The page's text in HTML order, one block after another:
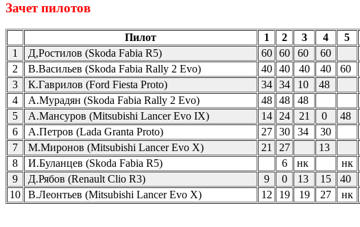
Зачет пилотов
Пилот 1 2 3 4 5
1
Д,Ростилов (Skoda Fabia R5) 60 60 60 60
2
В.Васильев (Skoda Fabia Rally 2 Evo) 40 40 40 40 60
3
К.Гаврилов (Ford Fiesta Proto) 34 34 10 48
4
А.Мурадян (Skoda Fabia Rally 2 Evo) 48 48 48
5
А.Мансуров (Mitsubishi Lancer Evo IX) 14 24 21 0 48
6
А.Петров (Lada Granta Proto) 27 30 34 30
7
М.Миронов (Mitsubishi Lancer Evo X) 21 27 13
8
И.Буланцев (Skoda Fabia R5) 6 нк нк
9
Д.Рябов (Renault Clio R3) 9 0 13 15 40
10
В.Леонтьев (Mitsubishi Lancer Evo X) 12 19 19 27 нк